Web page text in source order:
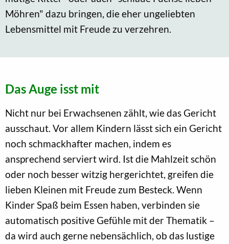
Möhren" dazu bringen, die eher ungeliebten
Lebensmittel mit Freude zu verzehren.
Das Auge isst mit
Nicht nur bei Erwachsenen zählt, wie das Gericht
ausschaut. Vor allem Kindern lässt sich ein Gericht
noch schmackhafter machen, indem es
ansprechend serviert wird. Ist die Mahlzeit schön
oder noch besser witzig hergerichtet, greifen die
lieben Kleinen mit Freude zum Besteck. Wenn
Kinder Spaß beim Essen haben, verbinden sie
automatisch positive Gefühle mit der Thematik –
da wird auch gerne nebensächlich, ob das lustige